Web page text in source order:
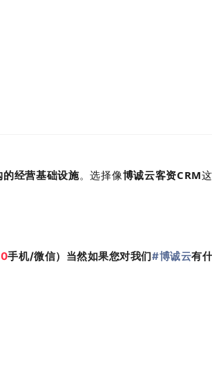
经营基础设施。选择像博诚云客资CRM
手机/微信）当然如果您对我们#博诚云有